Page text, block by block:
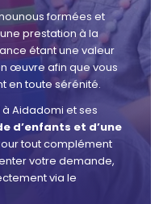
formées et
prestation à la
étant une valeur
œuvre afin que vous
en toute sérénité.
Aidadomi et ses
d’enfants et d’une
tout complément
votre demande,
via le